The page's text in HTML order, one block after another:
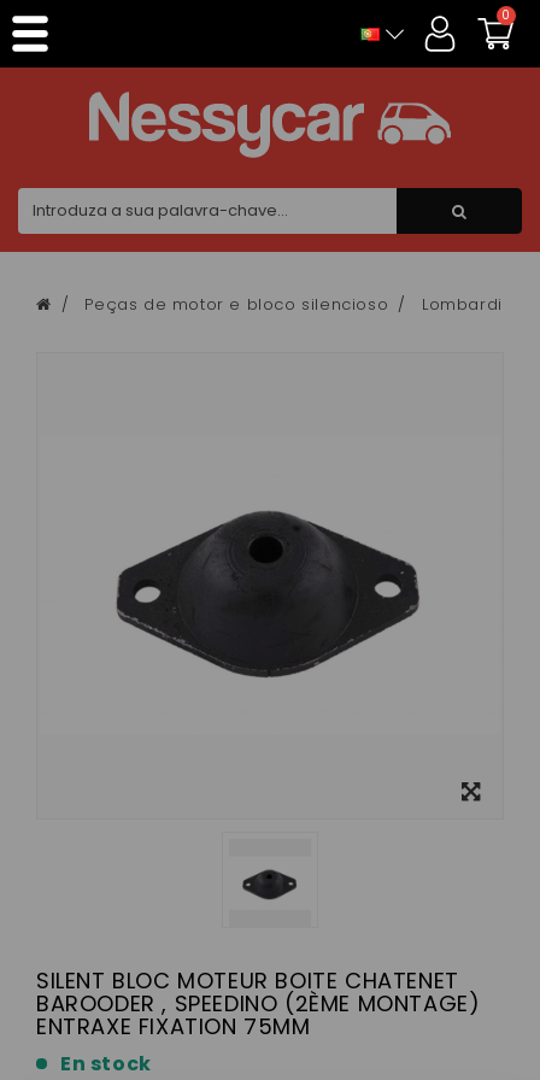
0
Peças de motor e bloco silencioso Lombardini
SILENT BLOC MOTEUR BOITE CHATENET
BAROODER , SPEEDINO (2ÈME MONTAGE)
ENTRAXE FIXATION 75MM
En stock
Painel de Gerenciamento de Cookies